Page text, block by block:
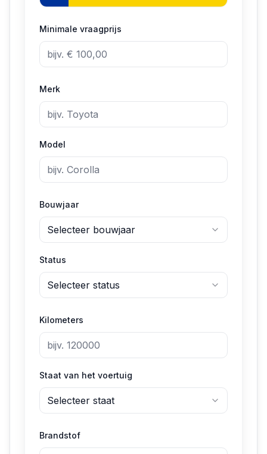
Minimale vraagprijs
Merk
Model
Bouwjaar
Selecteer bouwjaar
Status
Selecteer status
Kilometers
Staat van het voertuig
Selecteer staat
Brandstof